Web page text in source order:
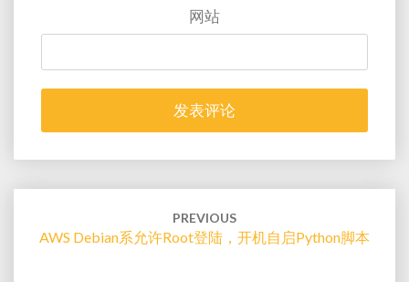
网站
PREVIOUS
AWS Debian系允许root登陆，开机自启Python脚本